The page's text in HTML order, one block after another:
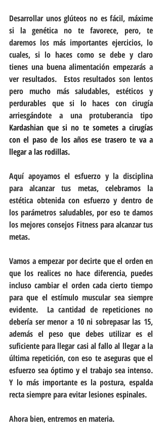
Desarrollar unos glúteos no es fácil, máxime
si la genética no te favorece, pero, te
daremos los más importantes ejercicios, lo
cuales, si lo haces como se debe y claro
tienes una buena alimentación empezarás a
ver resultados.  Estos resultados son lentos
pero mucho más saludables, estéticos y
perdurables que si lo haces con cirugía
Kardashian que si no te sometes a cirugías
con el paso de los años ese trasero te va a
llegar a las rodillas.
Aquí apoyamos el esfuerzo y la disciplina
para alcanzar tus metas, celebramos la
estética obtenida con esfuerzo y dentro de
los parámetros saludables, por eso te damos
los mejores consejos Fitness para alcanzar tus
metas.
Vamos a empezar por decirte que el orden en
que los realices no hace diferencia, puedes
incluso cambiar el orden cada cierto tiempo
para que el estímulo muscular sea siempre
evidente.  La cantidad de repeticiones no
debería ser menor a 10 ni sobrepasar las 15,
además el peso que debes utilizar es el
suficiente para llegar casi al fallo al llegar a la
última repetición, con eso te aseguras que el
esfuerzo sea óptimo y el trabajo sea intenso.
Y lo más importante es la postura, espalda
recta siempre para evitar lesiones espinales.
Ahora bien, entremos en materia.